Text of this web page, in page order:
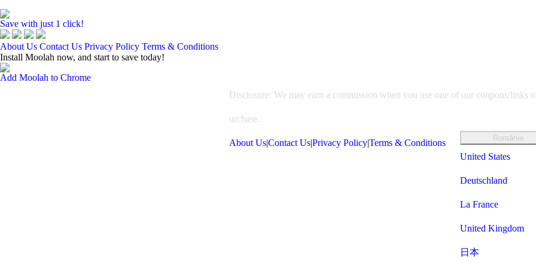
Save with just 1 click!
About Us Contact Us Privacy Policy Terms & Conditions
Install Moolah now, and start to save today!
Add Moolah to Chrome
Disclosure: We may earn a commission when you use one of our conpons/links
urchase.
About Us|Contact Us|Privacy Policy|Terms & Conditions România
United States
Deutschland
La France
United Kingdom
日本